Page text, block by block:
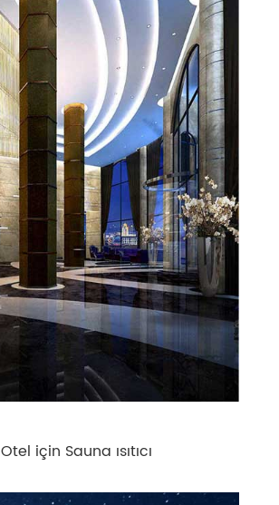
Otel için Sauna ısıtıcı